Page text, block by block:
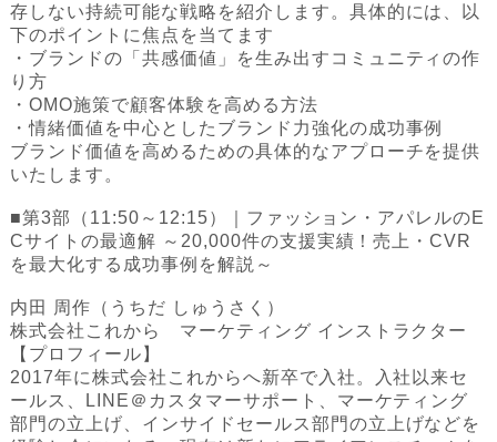
存しない持続可能な戦略を紹介します。具体的には、以
下のポイントに焦点を当てます
・ブランドの「共感価値」を生み出すコミュニティの作
り方
・OMO施策で顧客体験を高める方法
・情緒価値を中心としたブランド力強化の成功事例
ブランド価値を高めるための具体的なアプローチを提供
いたします。
■第3部（11:50～12:15）｜ファッション・アパレルのE
Cサイトの最適解 ～20,000件の支援実績！売上・CVR
を最大化する成功事例を解説～
内田 周作（うちだ しゅうさく）
株式会社これから マーケティング インストラクター
‍‍【プロフィール】
2017年に株式会社これからへ新卒で入社。入社以来セ
ールス、LINE＠カスタマーサポート、マーケティング
部門の立上げ、インサイドセールス部門の立上げなどを